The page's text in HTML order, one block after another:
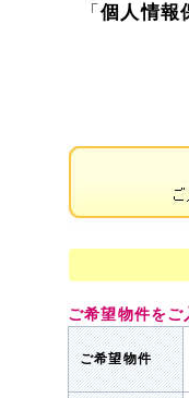
「個人情報
ご希望物件を
ご希望物件